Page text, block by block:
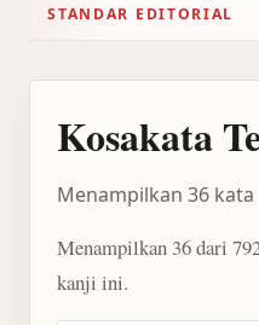
STANDAR EDITORIAL
Kosakata
Menampilkan 36
Menampilkan 36 dari
kanji ini.